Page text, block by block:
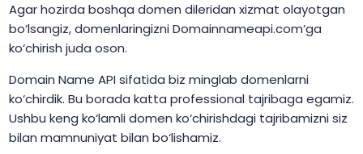
Agar hozirda boshqa domen dileridan xizmat olayotgan
bo‘lsangiz, domenlaringizni Domainnameapi.com’ga
ko‘chirish juda oson.
Domain Name API sifatida biz minglab domenlarni
ko‘chirdik. Bu borada katta professional tajribaga egamiz.
Ushbu keng ko‘lamli domen ko‘chirishdagi tajribamizni siz
bilan mamnuniyat bilan bo‘lishamiz.